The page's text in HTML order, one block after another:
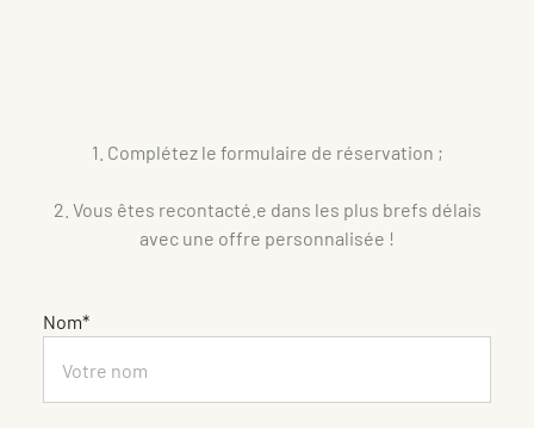
1. Complétez le formulaire de réservation ;
2. Vous êtes recontacté.e dans les plus brefs délais
avec une offre personnalisée !
Nom*